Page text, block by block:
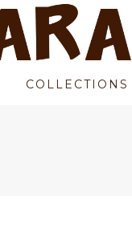
COLLECTIONS